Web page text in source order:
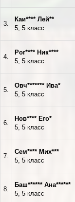
3.
Каи**** Лей**
5, 5 класс
4.
Рог**** Ник****
5, 5 класс
5.
Овч******* Ива*
5, 5 класс
6.
Нов**** Его*
5, 5 класс
7.
Сем**** Мих***
5, 5 класс
8.
Баш****** Ана******
5, 5 класс